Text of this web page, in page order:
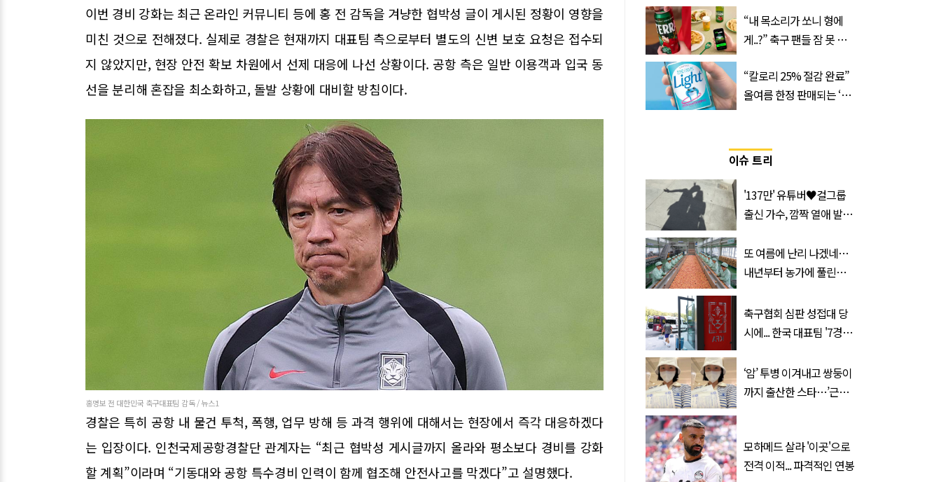
이번 경비 강화는 최근 온라인 커뮤니티 등에 홍 전 감독을 겨냥한 협박성 글이 게시된 정황이 영향을
미친 것으로 전해졌다. 실제로 경찰은 현재까지 대표팀 측으로부터 별도의 신변 보호 요청은 접수되
지 않았지만, 현장 안전 확보 차원에서 선제 대응에 나선 상황이다. 공항 측은 일반 이용객과 입국 동
선을 분리해 혼잡을 최소화하고, 돌발 상황에 대비할 방침이다.
홍명보 전 대한민국 축구대표팀 감독 / 뉴스1
경찰은 특히 공항 내 물건 투척, 폭행, 업무 방해 등 과격 행위에 대해서는 현장에서 즉각 대응하겠다
는 입장이다. 인천국제공항경찰단 관계자는 “최근 협박성 게시글까지 올라와 평소보다 경비를 강화
할 계획”이라며 “기동대와 공항 특수경비 인력이 함께 협조해 안전사고를 막겠다”고 설명했다.
‘Quatrefolic®’ 주목
“내 목소리가 쏘니 형에
게..?” 축구 팬들 잠 못 들
트
“칼로리 25% 절감 완료”
올여름 한정 판매되는 ‘최
이슈 트리
'137만' 유튜버♥걸그룹
출신 가수, 깜짝 열애 발
(+사진)
또 여름에 난리 나겠네…
내년부터 농가에 풀린다는
축구협회 심판 성접대 당
시에... 한국 대표팀 '7경기
‘암’ 투병 이겨내고 쌍둥이
까지 출산한 스타…’근황’
모하메드 살라 '이곳'으로
전격 이적... 파격적인 연봉